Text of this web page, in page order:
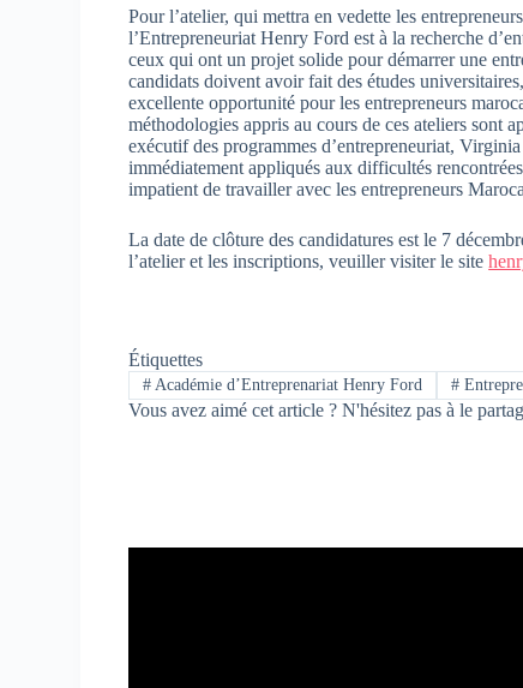
Pour l’atelier, qui mettra en vedette les
l’Entrepreneuriat Henry Ford est à la recherche
ceux qui ont un projet solide pour démarrer une
candidats doivent avoir fait des études
excellente opportunité pour les entrepreneurs
méthodologies appris au cours de ces ateliers sont
exécutif des programmes d’entrepreneuriat,
immédiatement appliqués aux difficultés
impatient de travailler avec les entrepreneurs
La date de clôture des candidatures est le 7
l’atelier et les inscriptions, veuiller visiter le site
Étiquettes
# Académie d’Entreprenariat Henry Ford #
Vous avez aimé cet article ? N'hésitez pas à le